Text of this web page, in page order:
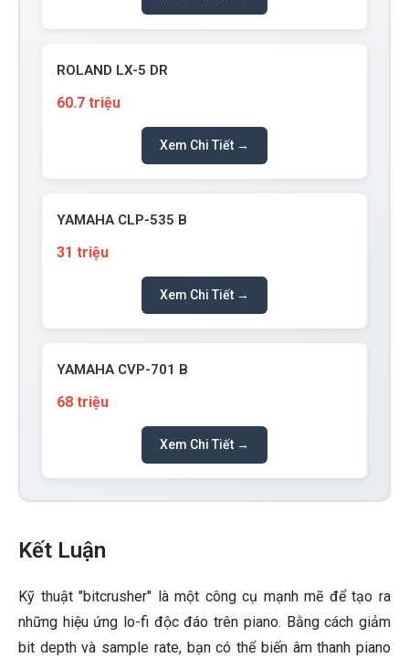
ROLAND LX-5 DR
60.7 triệu
Xem Chi Tiết →
YAMAHA CLP-535 B
31 triệu
Xem Chi Tiết →
YAMAHA CVP-701 B
68 triệu
Xem Chi Tiết →
Kết Luận
Kỹ thuật "bitcrusher" là một công cụ mạnh mẽ để tạo ra
những hiệu ứng lo-fi độc đáo trên piano. Bằng cách giảm
bit depth và sample rate, bạn có thể biến âm thanh piano